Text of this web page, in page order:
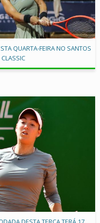
QUARTA-FEIRA NO SANTOS